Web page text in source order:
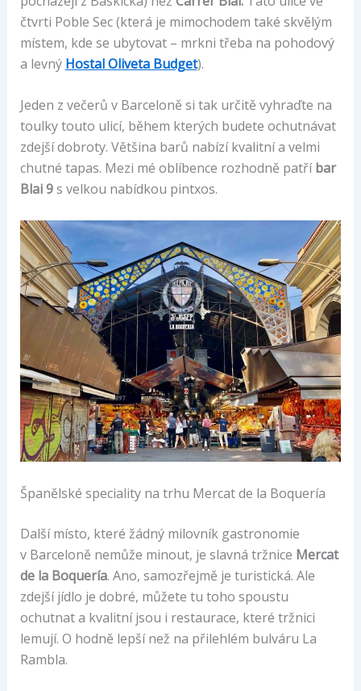
čtvrti Poble Sec (která je mimochodem také skvělým
místem, kde se ubytovat – mrkni třeba na pohodový
a levný Hostal Oliveta Budget).
Jeden z večerů v Barceloně si tak určitě vyhraďte na
toulky touto ulicí, během kterých budete ochutnávat
zdejší dobroty. Většina barů nabízí kvalitní a velmi
chutné tapas. Mezi mé oblíbence rozhodně patříbar
Blai 9s velkou nabídkou pintxos.
Španělské speciality na trhu Mercat de la Boquería
Další místo, které žádný milovník gastronomie
v Barceloně nemůže minout, je slavná tržnice Mercat
de la Boquería. Ano, samozřejmě je turistická. Ale
zdejší jídlo je dobré, můžete tu toho spoustu
ochutnat a kvalitní jsou i restaurace, které tržnici
lemují. O hodně lepší než na přilehlém bulváru La
Rambla.